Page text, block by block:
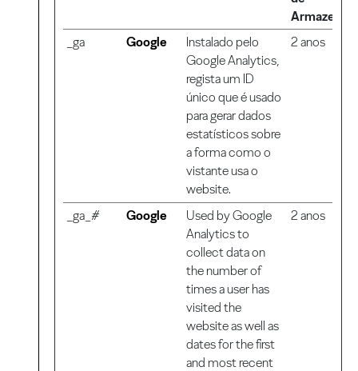
_ga
Google
Instalado pelo
Google Analytics,
regista um ID
único que é usado
para gerar dados
estatísticos sobre
a forma como o
vistante usa o
website.
2 anos
_ga_# Google
Used by Google
Analytics to
collect data on
the number of
times a user has
visited the
website as well as
dates for the first
and most recent
2 anos